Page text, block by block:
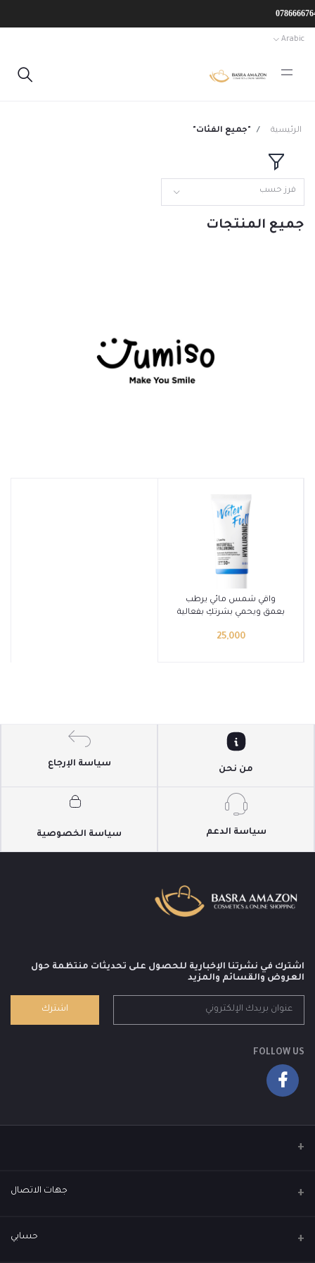
Arabic
الرئيسية "جميع الفئات"
فرز حسب
جميع المنتجات
أضف إلى السلة
واقي شمس مائي يرطب
بعمق ويحمي بشرتكِ بفعالية
من jumiso
25,000
من نحن
سياسة الإرجاع
سياسة الدعم سياسة الخصوصية
اشترك في نشرتنا الإخبارية للحصول على تحديثات منتظمة حول
العروض والقسائم والمزيد
اشترك
FOLLOW US
جهات الاتصال
العنوان
حسابي